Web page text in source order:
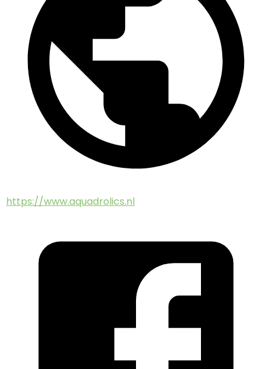
https://www.aquadrolics.nl